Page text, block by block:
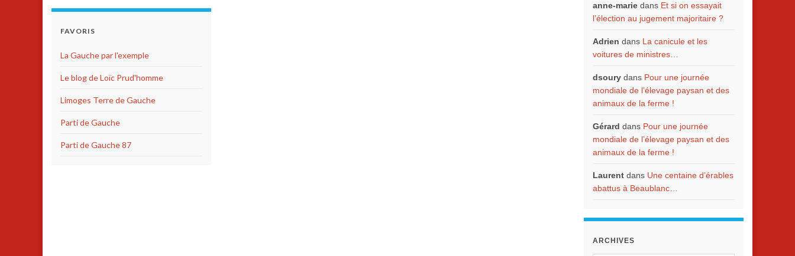
FAVORIS
La Gauche par l'exemple
Le blog de Loïc Prud'homme
Limoges Terre de Gauche
Parti de Gauche
Parti de Gauche 87
anne-marie dans Et si on essayait
l’élection au jugement majoritaire ?
Adrien dans La canicule et les
voitures de ministres…
dsoury dans Pour une journée
mondiale de l’élevage paysan et des
animaux de la ferme !
Gérard dans Pour une journée
mondiale de l’élevage paysan et des
animaux de la ferme !
Laurent dans Une centaine d’érables
abattus à Beaublanc…
ARCHIVES